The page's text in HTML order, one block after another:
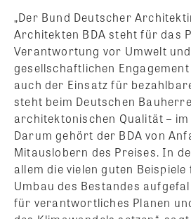
„Der Bund Deutscher
Architekten BDA steht für das
Verantwortung vor Umwelt
gesellschaftlichen
auch der Einsatz für
steht beim Deutschen
architektonischen Qualität –
Darum gehört der BDA von
Mitauslobern des Preises. In
allem die vielen guten
Umbau des Bestandes
für verantwortliches Planen